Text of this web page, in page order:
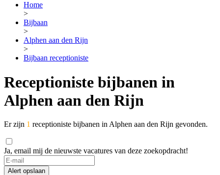
Home
>
Bijbaan
>
Alphen aan den Rijn
>
Bijbaan receptioniste
Receptioniste bijbanen in
Alphen aan den Rijn
Er zijn 1 receptioniste bijbanen in Alphen aan den Rijn gevonden.
Ja, email mij de nieuwste vacatures van deze zoekopdracht!
Alert opslaan